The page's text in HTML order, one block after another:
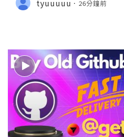
tyuuuuu 26分鐘前